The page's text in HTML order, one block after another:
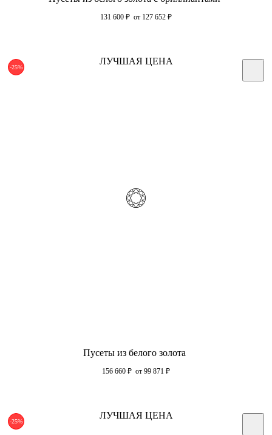
131 600 ₽ от 127 652 ₽
-25%
ЛУЧШАЯ ЦЕНА
Пусеты из белого золота
156 660 ₽ от 99 871 ₽
-25%
ЛУЧШАЯ ЦЕНА